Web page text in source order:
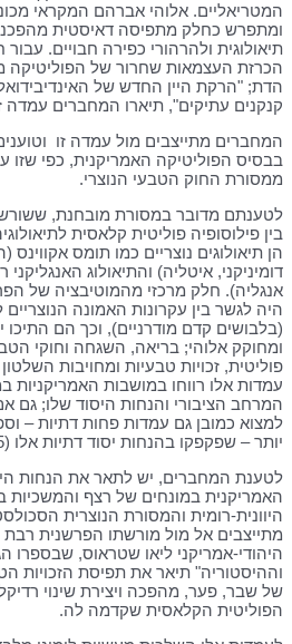
המטריאליים. אלוהי אברהם המקראי
ומתפרש כחלק מתפיסה דאיסטית
תיאולוגית ולהרהורי כפירה חבויים.
הכרזת העצמאות שחרור של הפוליטיקה
הדת; "הרקת היין החדש של
קנקנים עתיקים", תיארו המחברים עמדה זו
המחברים מתייצבים מול עמדה זו
בבסיס הפוליטיקה האמריקנית, כפי שזו
ממסורת החוק הטבעי הנוצרי.
לטענתם מדובר במסורת מובחנת,
בין פילוסופיה פוליטית קלאסית
אנגליה). חלק מרכזי מהמוטיבציה של
היה לגשר בין עקרונות האמונה
(בלבושים קדם מודרניים), וכך הם התיכו
ומחוקק אלוהי; בריאה, השגחה וחוקי
פוליטית, זכויות טבעיות ומחויבות
המרחב הציבורי והנחות היסוד שלו; גם
למצוא כמובן גם עמדות פחות דתיות –
יותר – שפקפקו בהנחות יסוד דתיות אלו (5).
לטענת המחברים, יש לתאר את הנחות
האמריקנית במונחים של רצף והמשכיות
היוונית-רומית והמסורת הנוצרית
מתייצבים אל מול מורשתו הפרשנית
היהודי-אמריקני ליאו שטראוס, שבספרו
וההיסטוריה" תיאר את תפיסת הזכויות
של שבר, פער, מהפכה ויצירת שינוי
הפוליטית הקלאסית שקדמה לה.